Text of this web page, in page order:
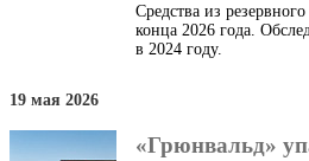
Средства из
конца 2026 года.
в 2024 году.
19 мая 2026
«Грюнвальд»